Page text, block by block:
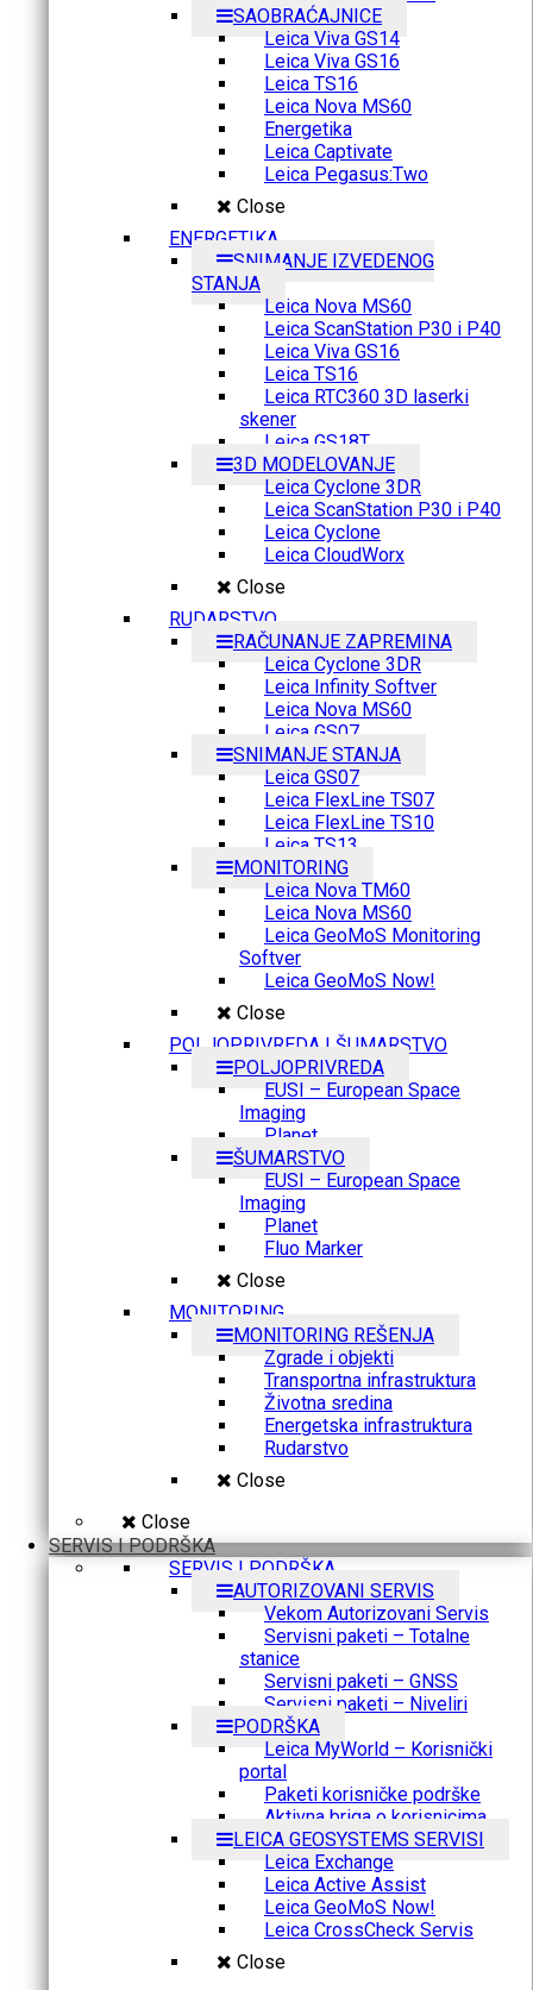
SAOBRAĆAJNICE
Leica Viva GS14
Leica Viva GS16
Leica TS16
Leica Nova MS60
Energetika
Leica Captivate
Leica Pegasus:Two
Close
ENERGETIKA
SNIMANJE IZVEDENOG
STANJA
Leica Nova MS60
Leica ScanStation P30 i P40
Leica Viva GS16
Leica TS16
Leica RTC360 3D laserki
skener
Leica GS18T
3D MODELOVANJE
Leica Cyclone 3DR
Leica ScanStation P30 i P40
Leica Cyclone
Leica CloudWorx
Close
RUDARSTVO
RAČUNANJE ZAPREMINA
Leica Cyclone 3DR
Leica Infinity Softver
Leica Nova MS60
Leica GS07
SNIMANJE STANJA
Leica GS07
Leica FlexLine TS07
Leica FlexLine TS10
Leica TS13
MONITORING
Leica Nova TM60
Leica Nova MS60
Leica GeoMoS Monitoring
Softver
Leica GeoMoS Now!
Close
POLJOPRIVREDA I ŠUMARSTVO
POLJOPRIVREDA
EUSI – European Space
Imaging
Planet
ŠUMARSTVO
EUSI – European Space
Imaging
Planet
Fluo Marker
Close
MONITORING
MONITORING REŠENJA
Zgrade i objekti
Transportna infrastruktura
Životna sredina
Energetska infrastruktura
Rudarstvo
Close
Close
SERVIS I PODRŠKA
SERVIS I PODRŠKA
AUTORIZOVANI SERVIS
Vekom Autorizovani Servis
Servisni paketi – Totalne
stanice
Servisni paketi – GNSS
Servisni paketi – Niveliri
PODRŠKA
Leica MyWorld – Korisnički
portal
Paketi korisničke podrške
Aktivna briga o korisnicima
LEICA GEOSYSTEMS SERVISI
Leica Exchange
Leica Active Assist
Leica GeoMoS Now!
Leica CrossCheck Servis
Close